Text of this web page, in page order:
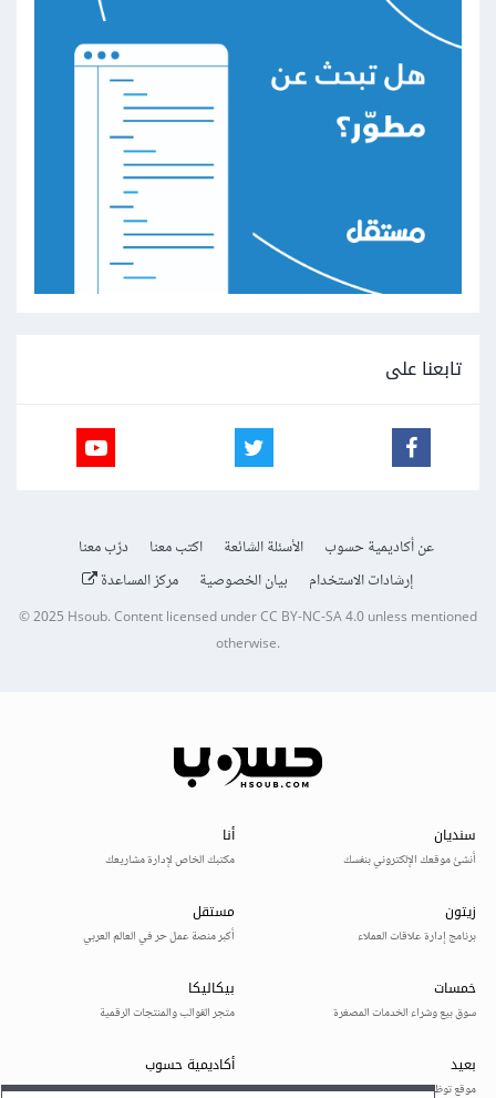
تابعنا على
عن أكاديمية حسوب الأسئلة الشائعة اكتب معنا
درّب معنا
إرشادات الاستخدام
بيان الخصوصية مركز المساعدة
© 2025Hsoub.Content licensed underCC BY-NC-SA 4.0unless mentioned
otherwise.